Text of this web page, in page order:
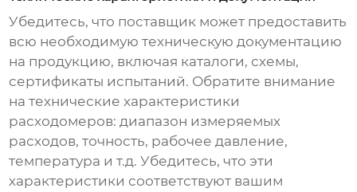
Убедитесь, что поставщик может предоставить
всю необходимую техническую документацию
на продукцию, включая каталоги, схемы,
сертификаты испытаний. Обратите внимание
на технические характеристики
расходомеров: диапазон измеряемых
расходов, точность, рабочее давление,
температура и т.д. Убедитесь, что эти
характеристики соответствуют вашим